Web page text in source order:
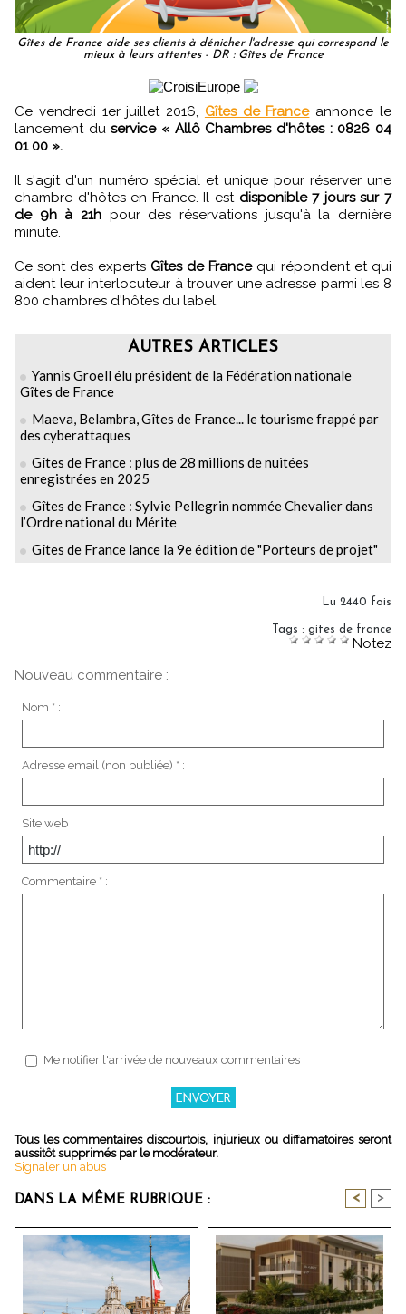
Gîtes de France aide ses clients à dénicher l'adresse qui correspond le
mieux à leurs attentes - DR : Gîtes de France
Ce vendredi 1er juillet 2016, Gîtes de Franceannonce le
lancement duservice « Allô Chambres d'hôtes : 0826 04
01 00 ».
Il s'agit d'un numéro spécial et unique pour réserver une
chambre d'hôtes en France. Il est disponible 7 jours sur 7
de 9h à 21h pour des réservations jusqu'à la dernière
minute.
Ce sont des experts Gîtes de Francequi répondent et qui
aident leur interlocuteur à trouver une adresse parmi les 8
800 chambres d'hôtes du label.
AUTRES ARTICLES
Yannis Groell élu président de la Fédération nationale
Gîtes de France
Maeva, Belambra, Gîtes de France... le tourisme frappé par
des cyberattaques
Gîtes de France : plus de 28 millions de nuitées
enregistrées en 2025
Gîtes de France : Sylvie Pellegrin nommée Chevalier dans
l’Ordre national du Mérite
Gîtes de France lance la 9e édition de "Porteurs de projet"
Lu 2440 fois
Tags : gites de france
Notez
Nouveau commentaire :
Nom * :
Adresse email (non publiée) * :
Site web :
Commentaire * :
Me notifier l'arrivée de nouveaux commentaires
Tous les commentaires discourtois, injurieux ou diffamatoires seront
aussitôt supprimés par le modérateur.
Signaler un abus
DANS LA MÊME RUBRIQUE : < >